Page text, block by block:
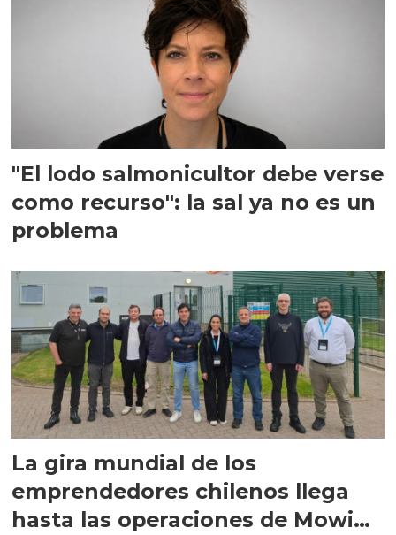
"El lodo salmonicultor debe verse
como recurso": la sal ya no es un
problema
La gira mundial de los
emprendedores chilenos llega
hasta las operaciones de Mowi